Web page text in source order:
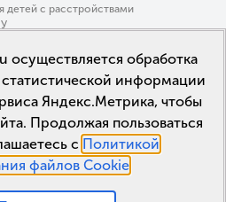
с расстройствами
осуществляется обработка
информации
Яндекс.Метрика, чтобы
Продолжая пользоваться
с Политикой
файлов Cookie.